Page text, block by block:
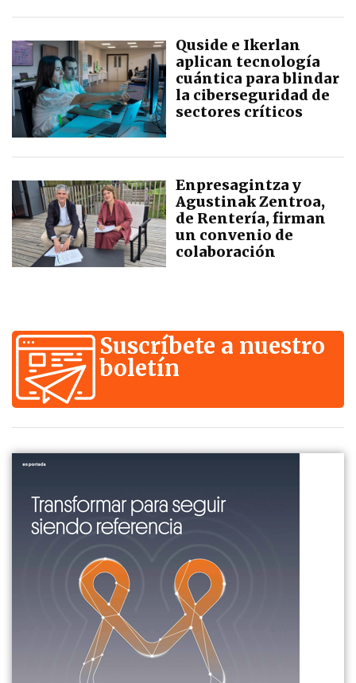
Quside e Ikerlan
aplican tecnología
cuántica para blindar
la ciberseguridad de
sectores críticos
Enpresagintza y
Agustinak Zentroa,
de Rentería, firman
un convenio de
colaboración
Suscríbete a nuestro
boletín